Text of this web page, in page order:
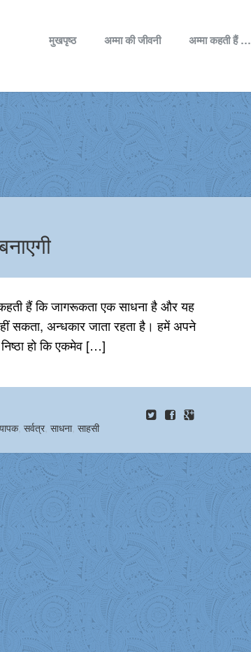
मुखपृष्ठ अम्मा की जीवनी अम्मा कहती हैं …
हैं कि जागरूकता एक साधना है और यह
सकता, अन्धकार जाता रहता है। हमें अपने
हो कि एकमेव […]
,सर्वत्र,साधना,साहसी